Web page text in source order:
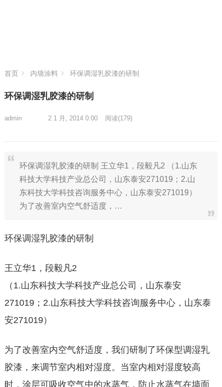
首页 内墙涂料 环保调湿乳胶漆的研制
环保调湿乳胶漆的研制
admin 2 1 月, 2014 0:00 阅读(179)
环保调湿乳胶漆的研制 王立华1，段毅凡2 （1.山东
科技大学科技产业总公司，山东泰安271019；2.山
东科技大学科技咨询服务中心，山东泰安271019）
为了改善室内空气舒适度，…
环保调湿乳胶漆的研制
王立华1，段毅凡2
（1.山东科技大学科技产业总公司，山东泰安
271019；2.山东科技大学科技咨询服务中心，山东泰
安271019）
为了改善室内空气舒适度，我们研制了环保型调湿乳
胶漆，来调节室内相对湿度。当室内相对湿度较高
时，涂层可吸收空气中的水蒸气，防止水蒸气在墙面